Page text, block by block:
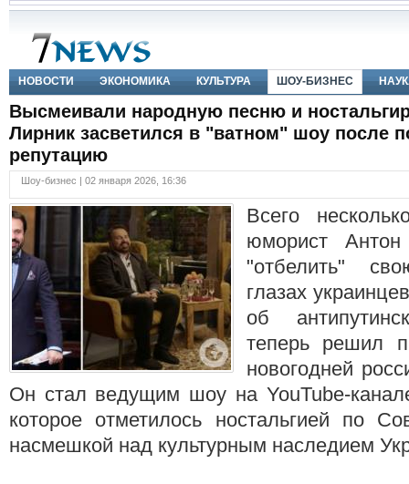
НОВОСТИ ЭКОНОМИКА КУЛЬТУРА ШОУ-БИЗНЕС
Высмеивали народную песню и
Лирник засветился в "ватном" шоу после
репутацию
Шоу-бизнес | 02 января 2026, 16:36
Всего
юморист
"отбелить"
глазах
об
теперь решил
новогодней
Он стал ведущим шоу на YouTube-
которое отметилось ностальгией по
насмешкой над культурным наследием